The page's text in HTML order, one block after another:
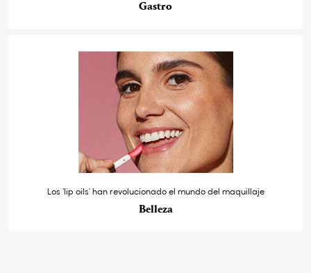
Gastro
Los ‘lip oils’ han revolucionado el mundo del maquillaje
Belleza